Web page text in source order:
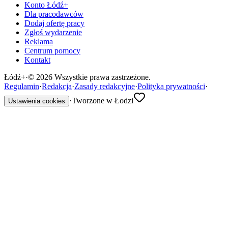
Konto Łódź+
Dla pracodawców
Dodaj ofertę pracy
Zgłoś wydarzenie
Reklama
Centrum pomocy
Kontakt
Łódź+·© 2026 Wszystkie prawa zastrzeżone.
Regulamin·Redakcja·Zasady redakcyjne·Polityka prywatności·
Ustawienia cookies ·Tworzone w Łodzi